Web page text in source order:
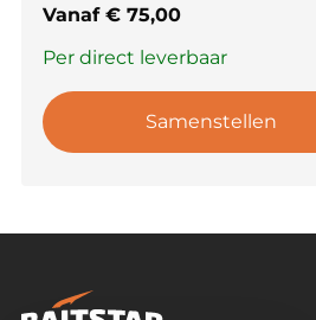
Vanaf € 75,00
Per direct leverbaar
Samenstellen